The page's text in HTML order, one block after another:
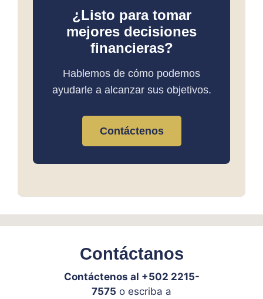
¿Listo para tomar
mejores decisiones
financieras?
Hablemos de cómo podemos
ayudarle a alcanzar sus objetivos.
Contáctenos
Contáctanos
Contáctenos al +502 2215-
7575 o escriba a